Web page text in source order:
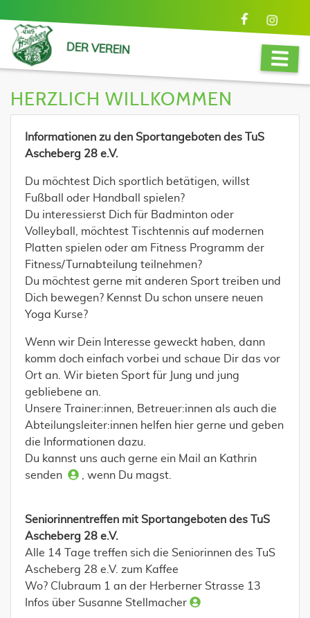
DER VEREIN
HERZLICH WILLKOMMEN
Informationen zu den Sportangeboten des TuS
Ascheberg 28 e.V.
Du möchtest Dich sportlich betätigen, willst
Fußball oder Handball spielen?
Du interessierst Dich für Badminton oder
Volleyball, möchtest Tischtennis auf modernen
Platten spielen oder am Fitness Programm der
Fitness/Turnabteilung teilnehmen?
Du möchtest gerne mit anderen Sport treiben und
Dich bewegen? Kennst Du schon unsere neuen
Yoga Kurse?
Wenn wir Dein Interesse geweckt haben, dann
komm doch einfach vorbei und schaue Dir das vor
Ort an. Wir bieten Sport für Jung und jung
gebliebene an.
Unsere Trainer:innen, Betreuer:innen als auch die
Abteilungsleiter:innen helfen hier gerne und geben
die Informationen dazu.
Du kannst uns auch gerne ein Mail an Kathrin
senden
, wenn Du magst.
Seniorinnentreffen mit Sportangeboten des TuS
Ascheberg 28 e.V.
Alle 14 Tage treffen sich die Seniorinnen des TuS
Ascheberg 28 e.V. zum Kaffee
Wo? Clubraum 1 an der Herberner Strasse 13
Infos über Susanne Stellmacher